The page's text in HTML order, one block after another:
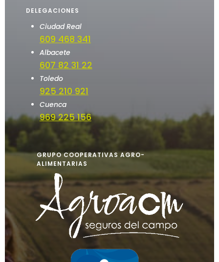
DELEGACIONES
Ciudad Real
609 468 341
Albacete
607 82 31 22
Toledo
925 210 921
Cuenca
969 225 156
GRUPO COOPERATIVAS AGRO-
ALIMENTARIAS